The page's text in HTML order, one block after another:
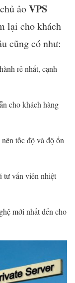
ảoVPS
lại cho khách
cũng có như:
rẻ nhất, cạnh
cho khách hàng
nên tốc độ và độ ổn
tư vấn viên nhiệt
mới nhất đến cho